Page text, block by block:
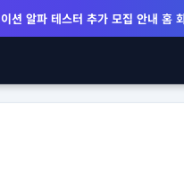
션 알파 테스터 추가 모집 안내 홈